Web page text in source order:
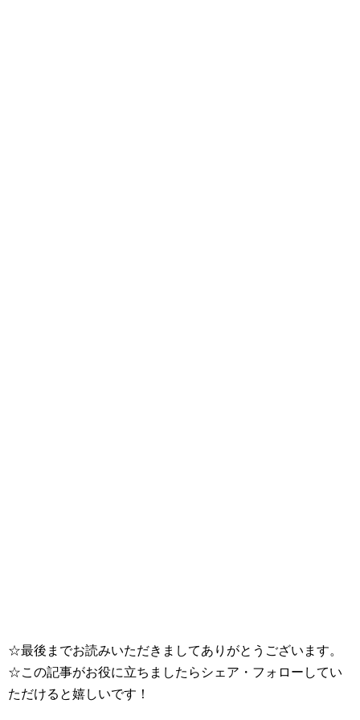
☆最後までお読みいただきましてありがとうございます。
☆この記事がお役に立ちましたらシェア・フォローしてい
ただけると嬉しいです！